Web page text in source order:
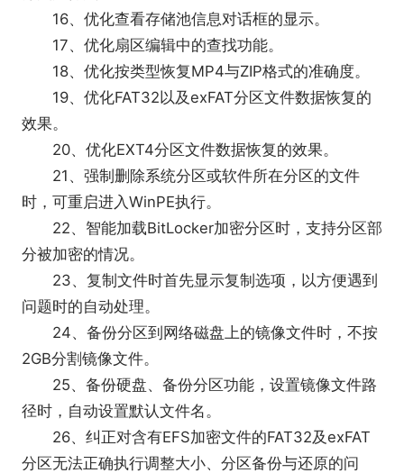
16、优化查看存储池信息对话框的显示。
17、优化扇区编辑中的查找功能。
18、优化按类型恢复MP4与ZIP格式的准确度。
19、优化FAT32以及exFAT分区文件数据恢复的
效果。
20、优化EXT4分区文件数据恢复的效果。
21、强制删除系统分区或软件所在分区的文件
时，可重启进入WinPE执行。
22、智能加载BitLocker加密分区时，支持分区部
分被加密的情况。
23、复制文件时首先显示复制选项，以方便遇到
问题时的自动处理。
24、备份分区到网络磁盘上的镜像文件时，不按
2GB分割镜像文件。
25、备份硬盘、备份分区功能，设置镜像文件路
径时，自动设置默认文件名。
26、纠正对含有EFS加密文件的FAT32及exFAT
分区无法正确执行调整大小、分区备份与还原的问